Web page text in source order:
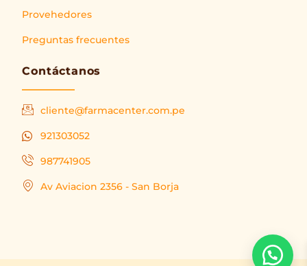
Provehedores
Preguntas frecuentes
Contáctanos
cliente@farmacenter.com.pe
921303052
987741905
Av Aviacion 2356 - San Borja